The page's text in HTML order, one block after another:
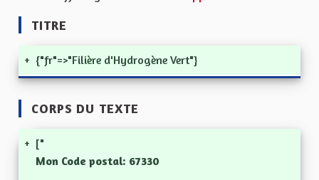
TITRE
+ {"fr"=>"Filière d'Hydrogène Vert"}
CORPS DU TEXTE
+ ["
Mon Code postal: 67330